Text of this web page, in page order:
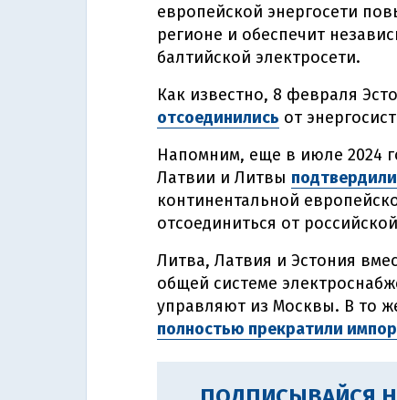
европейской энергосети
регионе и обеспечит
балтийской электросети.
Как известно, 8 февраля
отсоединились от
Напомним, еще в июле 2024
Латвии и Литвы
континентальной
отсоединиться от
Литва, Латвия и Эстония
общей системе
управляют из Москвы. В то
полностью прекратили